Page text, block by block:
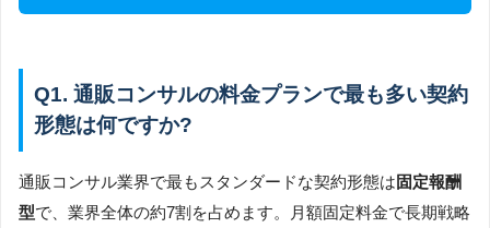
Q1. 通販コンサルの料金プランで最も多い契約
形態は何ですか?
通販コンサル業界で最もスタンダードな契約形態は固定報酬
型で、業界全体の約7割を占めます。月額固定料金で長期戦略